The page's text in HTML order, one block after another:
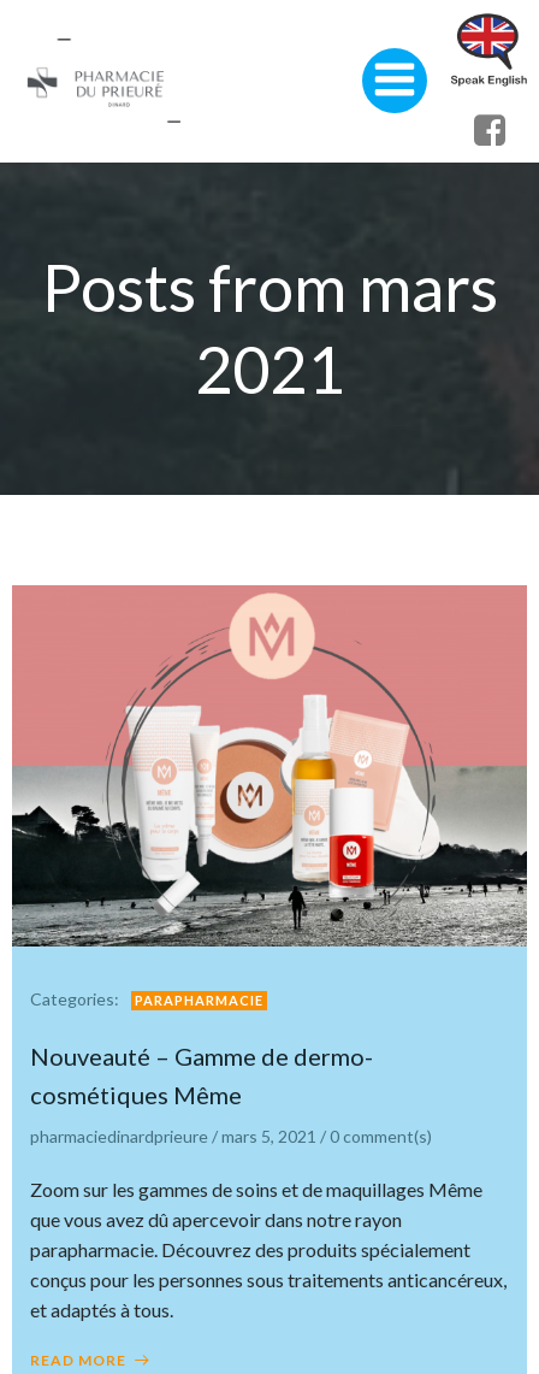
Posts from mars
2021
Categories: PARAPHARMACIE
Nouveauté – Gamme de dermo-
cosmétiques Même
pharmaciedinardprieure/mars 5, 2021 /0 comment(s)
Zoom sur les gammes de soins et de maquillages Même
que vous avez dû apercevoir dans notre rayon
parapharmacie. Découvrez des produits spécialement
conçus pour les personnes sous traitements anticancéreux,
et adaptés à tous.
READ MORE